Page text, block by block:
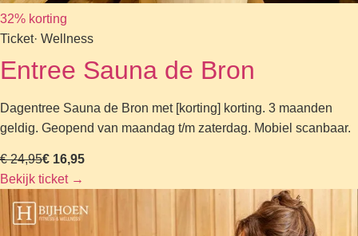
32% korting
Ticket· Wellness
Entree Sauna de Bron
Dagentree Sauna de Bron met [korting] korting. 3 maanden
geldig. Geopend van maandag t/m zaterdag. Mobiel scanbaar.
€ 24,95€ 16,95
Bekijk ticket →